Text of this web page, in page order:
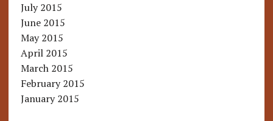
July 2015
June 2015
May 2015
April 2015
March 2015
February 2015
January 2015